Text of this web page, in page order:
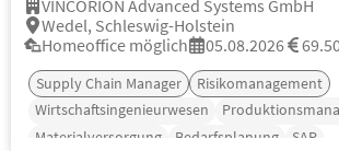
VINCORION Advanced Systems GmbH
Wedel, Schleswig-Holstein
Homeoffice möglich
05.08.2026
Supply Chain Manager
Risikomanagement
Wirtschaftsingenieurwesen
Materialversorgung
Bedarfsplanung SAP